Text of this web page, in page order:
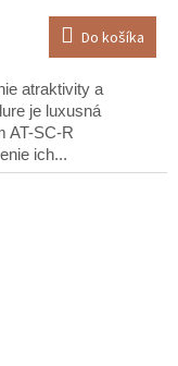
Do košíka
atraktivity a
je luxusná
AT-SC-R
ich...